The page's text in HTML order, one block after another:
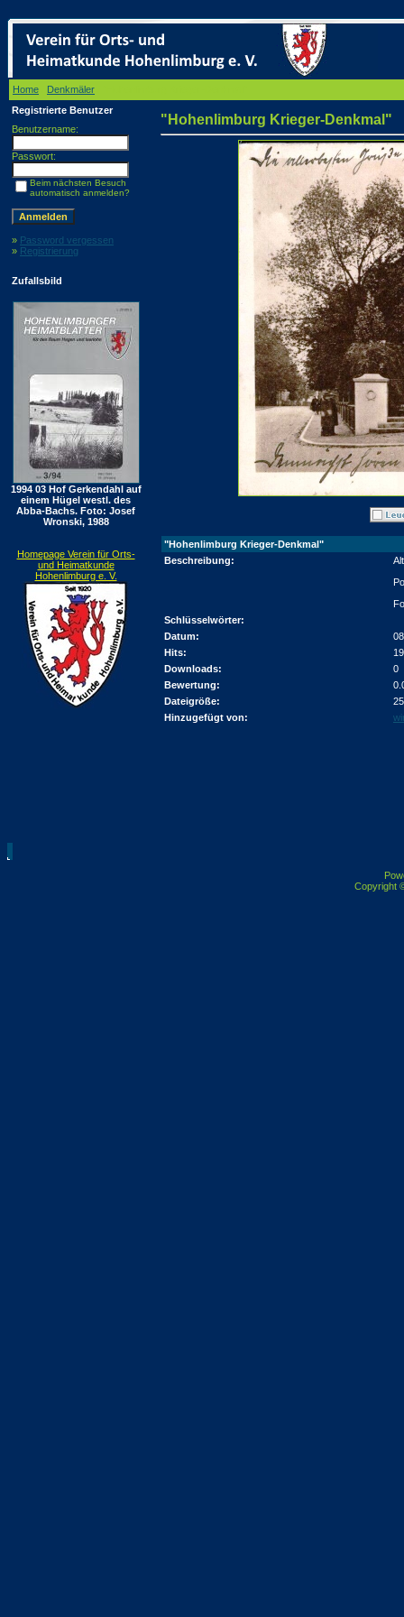
Home Denkmäler
Registrierte Benutzer
Benutzername:
Passwort:
Beim nächsten Besuch
automatisch anmelden?
» Password vergessen
» Registrierung
Zufallsbild
1994 03 Hof Gerkendahl auf
einem Hügel westl. des
Abba-Bachs. Foto: Josef
Wronski, 1988
Homepage Verein für Orts-
und Heimatkunde
Hohenlimburg e. V.
"Hohenlimburg Krieger-Denkmal"
"Hohenlimburg Krieger-Denkmal"
Beschreibung:
Schlüsselwörter:
Datum:
Hits:
Downloads:
0
Bewertung:
Dateigröße:
Hinzugefügt von:
Copyright